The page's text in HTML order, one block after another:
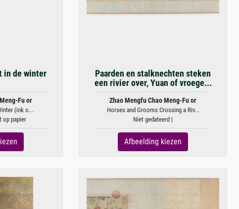
in de winter
Fu or
(ink o...
op papier
Paarden en stalknechten steken
een rivier over, Yuan of vroege...
Zhao Mengfu Chao Meng-Fu or
Horses and Grooms Crossing a Riv...
Niet gedateerd |
Afbeelding kiezen